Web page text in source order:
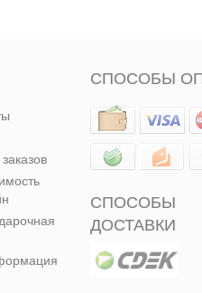
СПОСОБЫ
СПОСОБЫ
ДОСТАВКИ